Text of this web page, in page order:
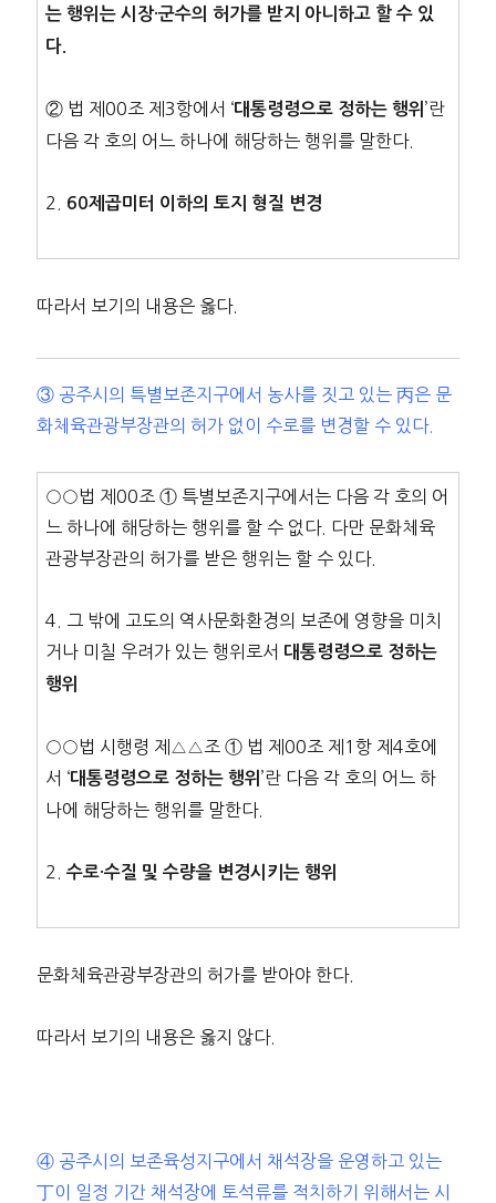
는 행위는 시장·군수의 허가를 받지 아니하고 할 수 있
다.
② 법 제00조 제3항에서 ‘대통령령으로 정하는 행위 ’란
다음 각 호의 어느 하나에 해당하는 행위를 말한다.
2. 60제곱미터 이하의 토지 형질 변경
따라서 보기의 내용은 옳다.
③ 공주시의 특별보존지구에서 농사를 짓고 있는 丙은 문
화체육관광부장관의 허가 없이 수로를 변경할 수 있다.
○○법 제00조 ① 특별보존지구에서는 다음 각 호의 어
느 하나에 해당하는 행위를 할 수 없다. 다만 문화체육
관광부장관의 허가를 받은 행위는 할 수 있다.
4. 그 밖에 고도의 역사문화환경의 보존에 영향을 미치
거나 미칠 우려가 있는 행위로서 대통령령으로 정하는
행위
○○법 시행령 제△△조 ① 법 제00조 제1항 제4호에
서 ‘대통령령으로 정하는 행위 ’란 다음 각 호의 어느 하
나에 해당하는 행위를 말한다.
2. 수로·수질 및 수량을 변경시키는 행위
문화체육관광부장관의 허가를 받아야 한다.
따라서 보기의 내용은 옳지 않다.
④ 공주시의 보존육성지구에서 채석장을 운영하고 있는
丁이 일정 기간 채석장에 토석류를 적치하기 위해서는 시